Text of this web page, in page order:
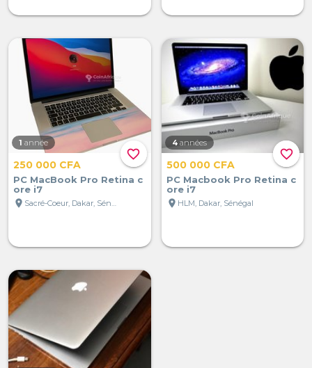
favorite_border
1 année
250 000 CFA
PC MacBook Pro Retina c
ore i7
location_on
favorite_border
4 années
500 000 CFA
PC Macbook Pro Retina c
ore i7
location_on HLM, Dakar, Sénégal